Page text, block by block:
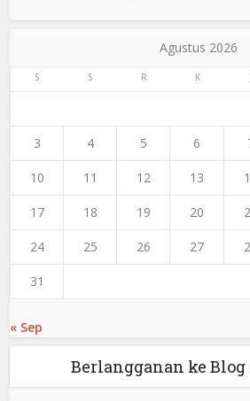
Agustus 2026
S S R K
3 4 5 6
10 11 12 13
17 18 19 20
24 25 26 27
31
« Sep
Berlangganan ke